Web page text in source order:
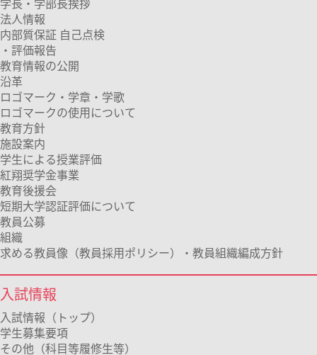
法人情報
内部質保証 自己点検
・評価報告
教育情報の公開
沿革
ロゴマーク・学章・学歌
ロゴマークの使用について
教育方針
施設案内
学生による授業評価
紅翔奨学金事業
教育後援会
短期大学認証評価について
教員公募
組織
求める教員像（教員採用ポリシー）・教員組織編成方針
入試情報
入試情報（トップ）
学生募集要項
その他（科目等履修生等）